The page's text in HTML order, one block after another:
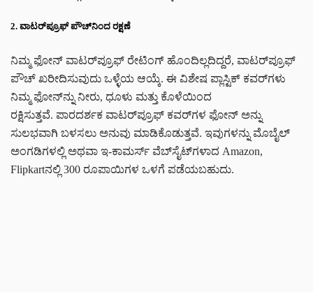
2. ವಾಟರ್‌ಪ್ರೂಫ್ ಪೌಚ್‌ನಿಂದ ರಕ್ಷಣೆ
ನಿಮ್ಮ ಫೋನ್ ವಾಟರ್‌ಪ್ರೂಫ್ ರೇಟಿಂಗ್ ಹೊಂದಿಲ್ಲದಿದ್ದರೆ, ವಾಟರ್‌ಪ್ರೂಫ್
ಪೌಚ್ ಖರೀದಿಸುವುದು ಒಳ್ಳೆಯ ಆಯ್ಕೆ. ಈ ವಿಶೇಷ ಪ್ಲಾಸ್ಟಿಕ್ ಕವರ್‌ಗಳು
ನಿಮ್ಮ ಫೋನ್‌ನ್ನು ನೀರು, ಧೂಳು ಮತ್ತು ಕೊಳೆಯಿಂದ
ರಕ್ಷಿಸುತ್ತವೆ. ಪಾರದರ್ಶಕ ವಾಟರ್‌ಪ್ರೂಫ್ ಕವರ್‌ಗಳ ಫೋನ್‌ ಅನ್ನು
ಸುಲಭವಾಗಿ ಬಳಸಲು ಅನುವು ಮಾಡಿಕೊಡುತ್ತವೆ. ಇವುಗಳನ್ನು ಮೊಬೈಲ್
ಅಂಗಡಿಗಳಲ್ಲಿ ಅಥವಾ ಇ-ಕಾಮರ್ಸ್ ವೆಬ್‌ಸೈಟ್‌ಗಳಾದ Amazon,
Flipkartನಲ್ಲಿ 300 ರೂಪಾಯಿಗಳ ಒಳಗೆ ಪಡೆಯಬಹುದು.